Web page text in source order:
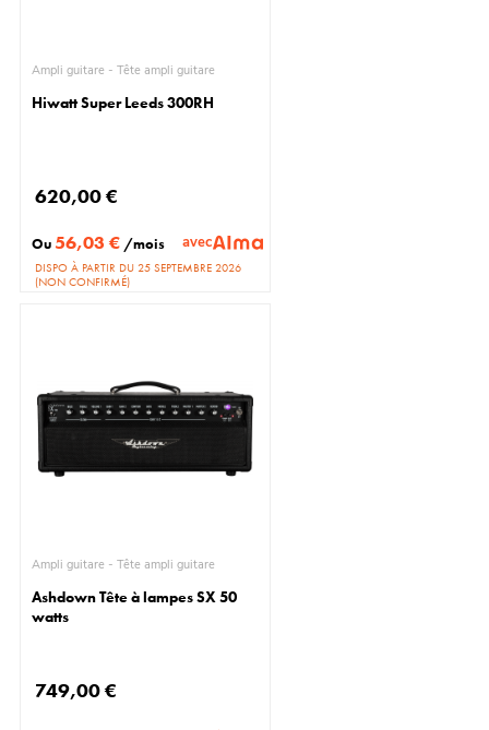
Ampli guitare - Tête ampli guitare
Hiwatt Super Leeds 300RH
620,00 €
Ou56,03 € /mois avec
DISPO À PARTIR DU 25 SEPTEMBRE 2026
(NON CONFIRMÉ)
Ampli guitare - Tête ampli guitare
Ashdown Tête à lampes SX 50
watts
749,00 €